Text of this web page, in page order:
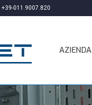
+39-011.9007.820
AZIENDA